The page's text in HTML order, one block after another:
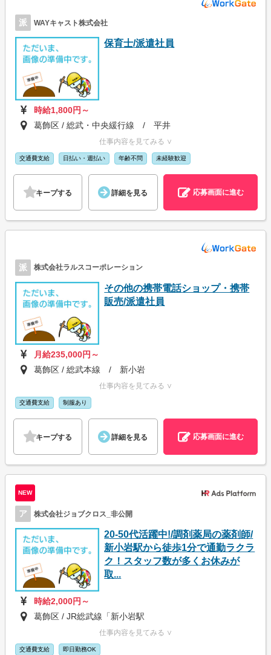
派 WAYキャスト株式会社
保育士/派遣社員
時給1,800円～
葛飾区 / 総武・中央緩行線 / 平井
仕事内容を見てみる ∨
交通費支給 日払い・週払い 年齢不問 未経験歓迎
キープする 詳細を見る 応募画面に進む
派 株式会社ラルスコーポレーション
その他の携帯電話ショップ・携帯
販売/派遣社員
月給235,000円～
葛飾区 / 総武本線 / 新小岩
仕事内容を見てみる ∨
交通費支給 制服あり
キープする 詳細を見る 応募画面に進む
NEW
ア 株式会社ジョブクロス_非公開
20-50代活躍中!/調剤薬局の薬剤師/
新小岩駅から徒歩1分で通勤ラクラ
ク！スタッフ数が多くお休みが
取...
時給2,000円～
葛飾区 / JR総武線「新小岩駅
仕事内容を見てみる ∨
交通費支給 即日勤務OK